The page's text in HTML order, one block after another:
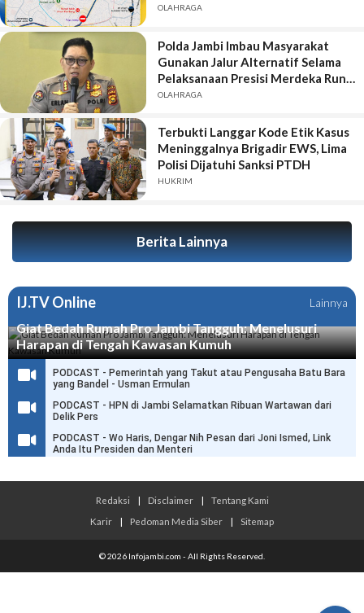
OLAHRAGA
Polda Jambi Imbau Masyarakat
Gunakan Jalur Alternatif Selama
Pelaksanaan Presisi Merdeka Run
2026
OLAHRAGA
Terbukti Langgar Kode Etik Kasus
Meninggalnya Brigadir EWS, Lima
Polisi Dijatuhi Sanksi PTDH
HUKRIM
Berita Lainnya
IJ.TV Online Lainnya
Giat Bedah Rumah Pro Jambi Tangguh: Menelusuri
Harapan di Tengah Kawasan Kumuh
PODCAST - Pemerintah yang Takut atau Pengusaha Batu Bara
yang Bandel - Usman Ermulan
PODCAST - HPN di Jambi Selamatkan Ribuan Wartawan dari
Delik Pers
PODCAST - Wo Haris, Dengar Nih Pesan dari Joni Ismed, Link
Anda Itu Presiden dan Menteri
Redaksi | Disclaimer |
Tentang Kami
Karir
| Pedoman Media Siber | Sitemap
© 2026 Infojambi.com - All Rights Reserved.